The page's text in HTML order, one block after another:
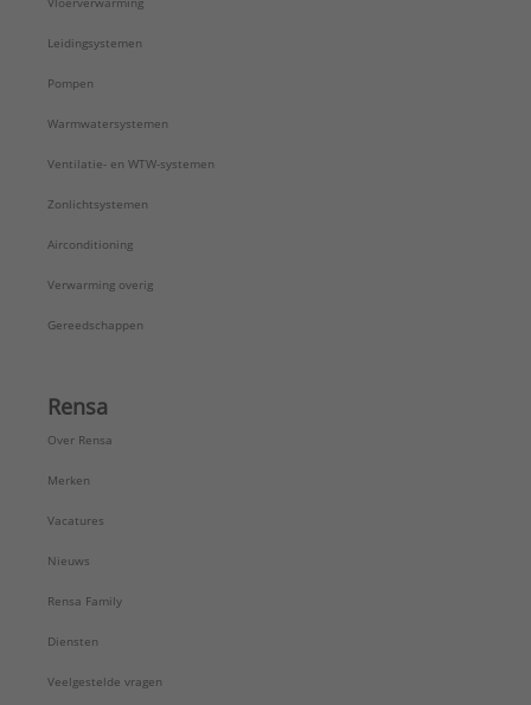
Leidingsystemen
Pompen
Warmwatersystemen
Ventilatie- en WTW-systemen
Zonlichtsystemen
Airconditioning
Verwarming overig
Gereedschappen
Rensa
Over Rensa
Merken
Vacatures
Nieuws
Rensa Family
Diensten
Veelgestelde vragen